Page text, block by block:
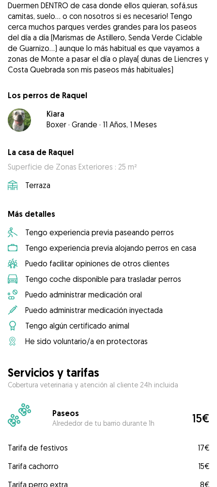
Duermen DENTRO de casa donde ellos quieran, sofá,sus
camitas, suelo… o con nosotros si es necesario! Tengo
cerca muchos parques verdes grandes para los paseos
del día a día (Marismas de Astillero, Senda Verde Ciclable
de Guarnizo…) aunque lo más habitual es que vayamos a
zonas de Monte a pasar el día o playa( dunas de Liencres y
Costa Quebrada son mis paseos más habituales)
Los perros de Raquel
Kiara
Boxer · Grande · 11 Años, 1 Meses
La casa de Raquel
Superficie de Zonas Exteriores : 25 m²
Terraza
Más detalles
Tengo experiencia previa paseando perros
Tengo experiencia previa alojando perros en casa
Puedo facilitar opiniones de otros clientes
Tengo coche disponible para trasladar perros
Puedo administrar medicación oral
Puedo administrar medicación inyectada
Tengo algún certificado animal
He sido voluntario/a en protectoras
Servicios y tarifas
Cobertura veterinaria y atención al cliente 24h incluida
Paseos
Alrededor de tu barrio durante 1h 15€
Tarifa de festivos
17€
Tarifa cachorro
15€
Tarifa perro extra
8€